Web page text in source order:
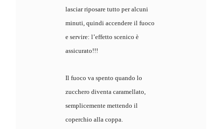
lasciar riposare tutto per alcuni
minuti, quindi accendere il fuoco
e servire: l’effetto scenico è
assicurato!!!
Il fuoco va spento quando lo
zucchero diventa caramellato,
semplicemente mettendo il
coperchio alla coppa.